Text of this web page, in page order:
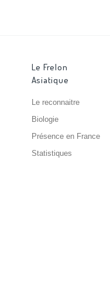
Le Frelon
Asiatique
Le reconnaitre
Biologie
Présence en France
Statistiques